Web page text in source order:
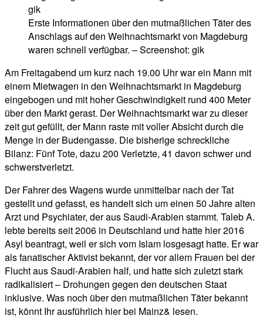
Erste Informationen über den mutmaßlichen Täter des
Anschlags auf den Weihnachtsmarkt von Magdeburg
waren schnell verfügbar. – Screenshot: gik
Am Freitagabend um kurz nach 19.00 Uhr war ein Mann mit
einem Mietwagen in den Weihnachtsmarkt in Magdeburg
eingebogen und mit hoher Geschwindigkeit rund 400 Meter
über den Markt gerast. Der Weihnachtsmarkt war zu dieser
zeit gut gefüllt, der Mann raste mit voller Absicht durch die
Menge in der Budengasse. Die bisherige schreckliche
Bilanz: Fünf Tote, dazu 200 Verletzte, 41 davon schwer und
schwerstverletzt.
Der Fahrer des Wagens wurde unmittelbar nach der Tat
gestellt und gefasst, es handelt sich um einen 50 Jahre alten
Arzt und Psychiater, der aus Saudi-Arabien stammt. Taleb A.
lebte bereits seit 2006 in Deutschland und hatte hier 2016
Asyl beantragt, weil er sich vom Islam losgesagt hatte. Er war
als fanatischer Aktivist bekannt, der vor allem Frauen bei der
Flucht aus Saudi-Arabien half, und hatte sich zuletzt stark
radikalisiert – Drohungen gegen den deutschen Staat
inklusive. Was noch über den mutmaßlichen Täter bekannt
ist, könnt Ihr ausführlich hier bei Mainz& lesen.